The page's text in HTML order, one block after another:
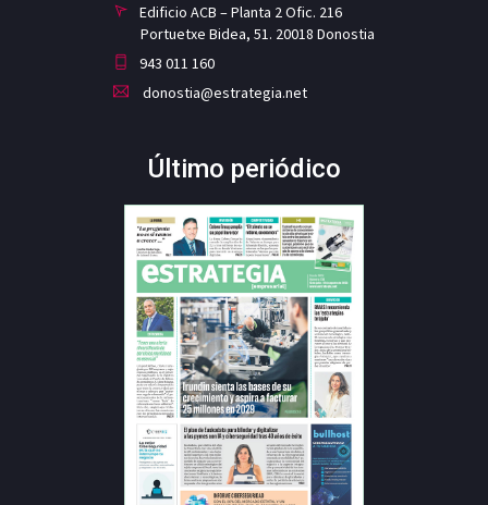
Edificio ACB – Planta 2 Ofic. 216
Portuetxe Bidea, 51. 20018 Donostia
943 011 160
donostia@estrategia.net
Último periódico